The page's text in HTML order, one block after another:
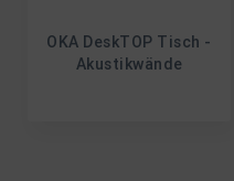
OKA DeskTOP Tisch -
Akustikwände